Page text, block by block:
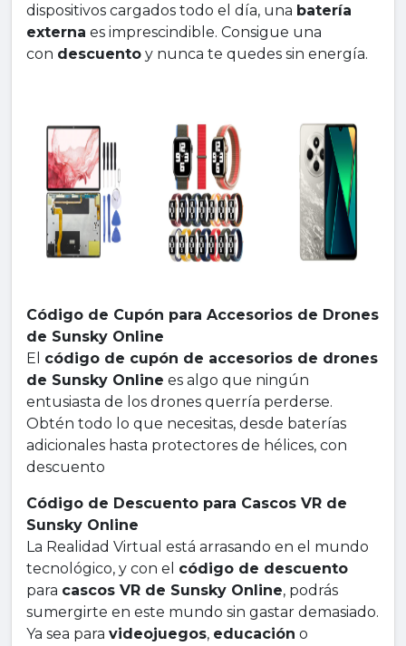
dispositivos cargados todo el día, una batería
externa es imprescindible. Consigue una
con descuento y nunca te quedes sin energía.
Código de Cupón para Accesorios de Drones
de Sunsky Online
El código de cupón de accesorios de drones
de Sunsky Online es algo que ningún
entusiasta de los drones querría perderse.
Obtén todo lo que necesitas, desde baterías
adicionales hasta protectores de hélices, con
descuento
Código de Descuento para Cascos VR de
Sunsky Online
La Realidad Virtual está arrasando en el mundo
tecnológico, y con el código de descuento
para cascos VR de Sunsky Online, podrás
sumergirte en este mundo sin gastar demasiado.
Ya sea para videojuegos, educación o